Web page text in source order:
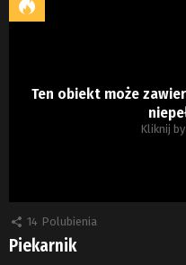
Ten obiekt może
Kliknij
14 Polubienia
Piekarnik